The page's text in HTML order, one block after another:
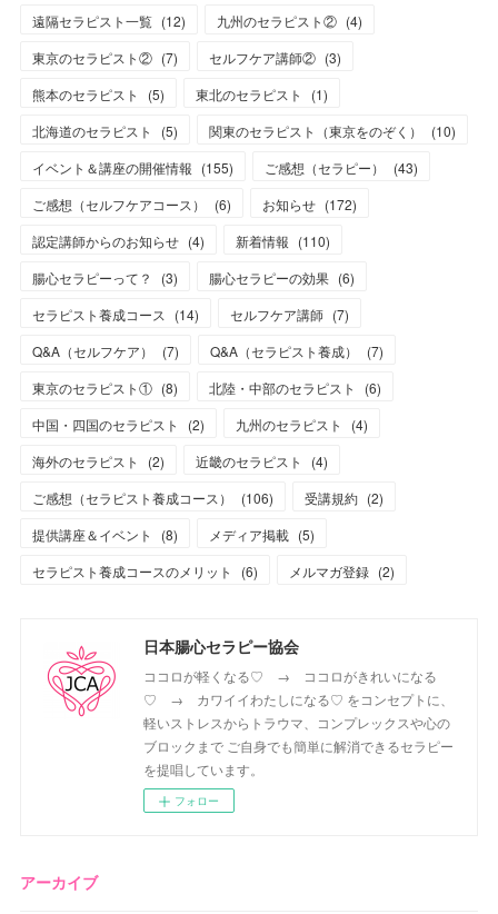
遠隔セラピスト一覧 (12) 九州のセラピスト② (4)
東京のセラピスト② (7) セルフケア講師② (3)
熊本のセラピスト
(5) 東北のセラピスト (1)
北海道のセラピスト
(5) 関東のセラピスト（東京をのぞく） (10)
イベント＆講座の開催情報 (155) ご感想（セラピー） (43)
ご感想（セルフケアコース）
(6) お知らせ (172)
認定講師からのお知らせ (4) 新着情報 (110)
腸心セラピーって？
(3) 腸心セラピーの効果 (6)
セラピスト養成コース
(14) セルフケア講師 (7)
Q&A（セルフケア）
(7) Q&A（セラピスト養成） (7)
東京のセラピスト① (8) 北陸・中部のセラピスト (6)
中国・四国のセラピスト
(2) 九州のセラピスト (4)
海外のセラピスト
(2) 近畿のセラピスト (4)
ご感想（セラピスト養成コース）
(106) 受講規約 (2)
提供講座＆イベント
(8) メディア掲載 (5)
セラピスト養成コースのメリット
(6) メルマガ登録 (2)
日本腸心セラピー協会
ココロが軽くなる♡ → ココロがきれいになる
♡ → カワイイわたしになる♡ をコンセプトに、
軽いストレスからトラウマ、コンプレックスや心の
ブロックまで ご自身でも簡単に解消できるセラピー
を提唱しています。
フォロー
アーカイブ